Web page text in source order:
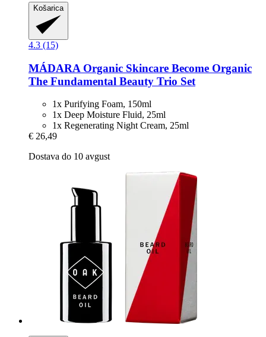
Košarica
4.3 (15)
MÁDARA Organic Skincare Become Organic
The Fundamental Beauty Trio Set
1x Purifying Foam, 150ml
1x Deep Moisture Fluid, 25ml
1x Regenerating Night Cream, 25ml
€ 26,49
Dostava do 10 avgust